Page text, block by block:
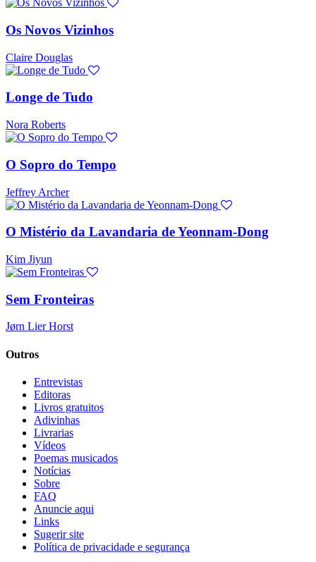
Os Novos Vizinhos
Claire Douglas
Longe de Tudo
Nora Roberts
O Sopro do Tempo
Jeffrey Archer
O Mistério da Lavandaria de Yeonnam-Dong
Kim Jiyun
Sem Fronteiras
Jørn Lier Horst
Outros
Entrevistas
Editoras
Livros gratuitos
Adivinhas
Livrarias
Vídeos
Poemas musicados
Notícias
Sobre
FAQ
Anuncie aqui
Links
Sugerir site
Política de privacidade e segurança